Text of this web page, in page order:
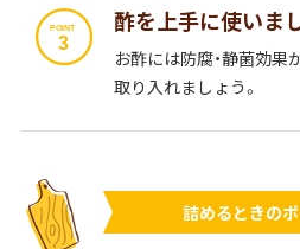
酢を上手に使いま
お酢には防腐・静菌効果
取り入れましょう。
詰めるときの